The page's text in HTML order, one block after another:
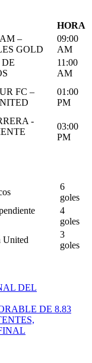
HORA
–
GOLD
09:00
AM
11:00
AM
FC –
01:00
PM
-
03:00
PM
6
goles
4
goles
United
3
goles
DEL
DE 8.83